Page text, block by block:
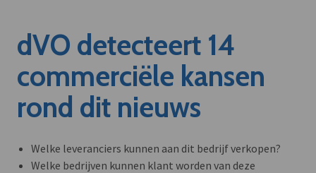
dVO detecteert 14
commerciële kansen
rond dit nieuws
Welke leveranciers kunnen aan dit bedrijf verkopen?
Welke bedrijven kunnen klant worden van deze